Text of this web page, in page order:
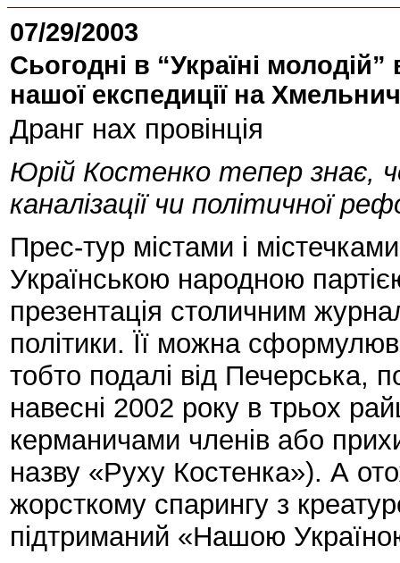
07/29/2003
Сьогодні в “Україні
нашої експедиції на
Дранг нах провінція
Юрій Костенко тепер знає,
каналізації чи політичної
Прес-тур містами і
Українською народною
презентація столичним
політики. Її можна
тобто подалі від Печерська,
навесні 2002 року в трьох
керманичами членів або
назву «Руху Костенка»). А
жорсткому спарингу з
підтриманий «Нашою